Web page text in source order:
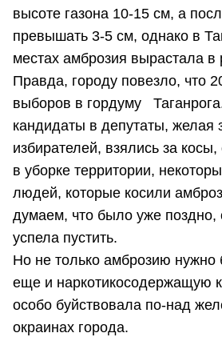
высоте газона 10-15 см, а
превышать 3-5 см, однако в
местах амброзия вырастала в
Правда, городу повезло, что
выборов в гордуму
кандидаты в депутаты, желая
избирателей, взялись за
в уборке территории,
людей, которые косили
думаем, что было уже поздно,
успела пустить.
Но не только амброзию нужно
еще и наркотикосодержащую
особо буйствовала по-над
окраинах города.